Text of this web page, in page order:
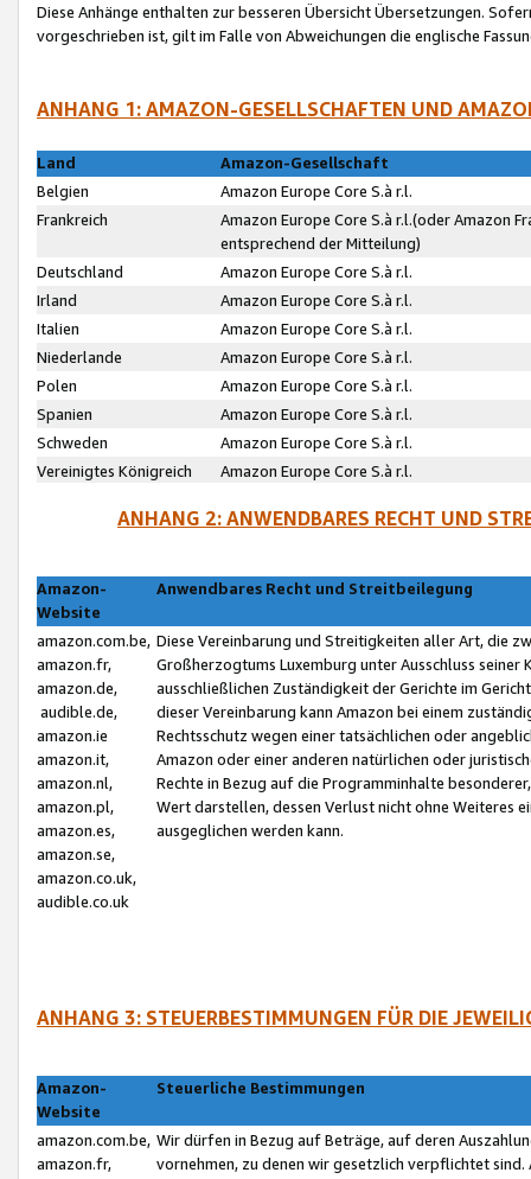
Diese Anhänge enthalten zur besseren Übersicht Übersetzungen.
vorgeschrieben ist, gilt im Falle von Abweichungen die englische
ANHANG 1: AMAZON-GESELLSCHAFTEN UND
Land
Amazon-Gesellschaft
Belgien
Amazon Europe Core S.à r.l.
Frankreich
Amazon Europe Core S.à r.l.(oder Amazon
entsprechend der Mitteilung)
Deutschland
Amazon Europe Core S.à r.l.
Irland
Amazon Europe Core S.à r.l.
Italien
Amazon Europe Core S.à r.l.
Niederlande
Amazon Europe Core S.à r.l.
Polen
Amazon Europe Core S.à r.l.
Spanien
Amazon Europe Core S.à r.l.
Schweden
Amazon Europe Core S.à r.l.
Vereinigtes Königreich
Amazon Europe Core S.à r.l.
ANHANG 2: ANWENDBARES RECHT UND
Amazon-
Website
Anwendbares Recht und Streitbeilegung
amazon.com.be,
amazon.fr,
amazon.de,
audible.de,
amazon.ie
amazon.it,
amazon.nl,
amazon.pl,
amazon.es,
amazon.se,
amazon.co.uk,
audible.co.uk
Diese Vereinbarung und Streitigkeiten aller Art, die
Großherzogtums Luxemburg unter Ausschluss
ausschließlichen Zuständigkeit der Gerichte im
dieser Vereinbarung kann Amazon bei einem
Rechtsschutz wegen einer tatsächlichen oder
Amazon oder einer anderen natürlichen oder
Rechte in Bezug auf die Programminhalte
Wert darstellen, dessen Verlust nicht ohne Weiteres
ausgeglichen werden kann.
ANHANG 3: STEUERBESTIMMUNGEN FÜR DIE
Amazon-
Website
Steuerliche Bestimmungen
amazon.com.be,
amazon.fr,
Wir dürfen in Bezug auf Beträge, auf deren
vornehmen, zu denen wir gesetzlich verpflichtet